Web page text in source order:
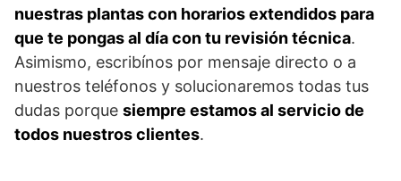
nuestras plantas con horarios extendidos para
que te pongas al día con tu revisión técnica.
Asimismo, escribínos por mensaje directo o a
nuestros teléfonos y solucionaremos todas tus
dudas porque siempre estamos al servicio de
todos nuestros clientes.